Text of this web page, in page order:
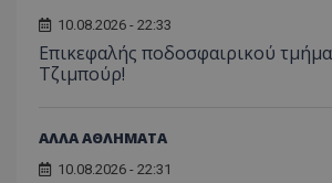
10.08.2026 - 22:33
Επικεφαλής ποδοσφαιρικού
Τζιμπούρ!
ΑΛΛΑ ΑΘΛΗΜΑΤΑ
10.08.2026 - 22:31